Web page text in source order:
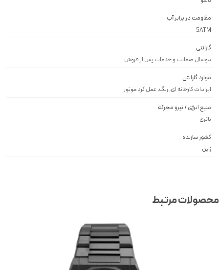
مقاومت در برابر آب
5ATM
گارانتی
دوسال ضمانت و خدمات پس از فروش
موارد گارانتی
ایرادات کارخانه ای, رنگ, عمل کرد موتور
منبع انرژی / نیرو محرکه
باتری
کشور سازنده
ژاپن
مرتبط